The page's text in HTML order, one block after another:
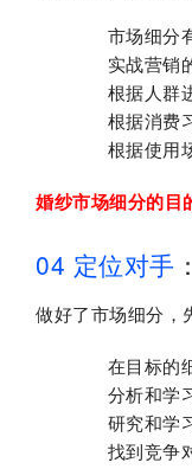
市场细分
实战营销
根据人群
根据消费
根据使用
婚纱市场细分的目
04 定位对手
做好了市场细分，
在目标的
分析和学
研究和学
找到竞争